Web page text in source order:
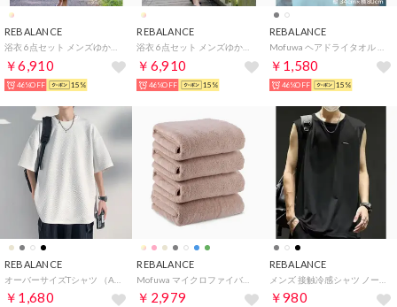
REBALANCE
￥6,910
46%OFF 15%
REBALANCE
￥6,910
46%OFF 15%
REBALANCE
￥1,580
46%OFF 15%
REBALANCE
￥1,680
REBALANCE
￥2,979
REBALANCE
￥980